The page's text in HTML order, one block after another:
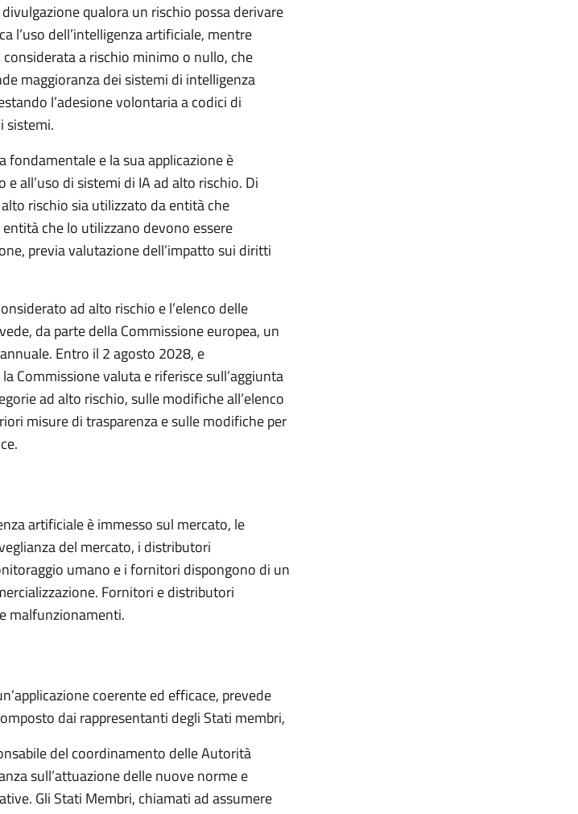
qualora un rischio possa derivare
l’uso dell’intelligenza artificiale, mentre
a rischio minimo o nullo, che
maggioranza dei sistemi di intelligenza
l’adesione volontaria a codici di
sistemi.
fondamentale e la sua applicazione è
all’uso di sistemi di IA ad alto rischio. Di
rischio sia utilizzato da entità che
che lo utilizzano devono essere
previa valutazione dell’impatto sui diritti
ad alto rischio e l’elenco delle
da parte della Commissione europea, un
Entro il 2 agosto 2028, e
Commissione valuta e riferisce sull’aggiunta
ad alto rischio, sulle modifiche all’elenco
misure di trasparenza e sulle modifiche per
artificiale è immesso sul mercato, le
del mercato, i distributori
umano e i fornitori dispongono di un
Fornitori e distributori
malfunzionamenti.
coerente ed efficace, prevede
dai rappresentanti degli Stati membri,
del coordinamento delle Autorità
sull’attuazione delle nuove norme e
Gli Stati Membri, chiamati ad assumere